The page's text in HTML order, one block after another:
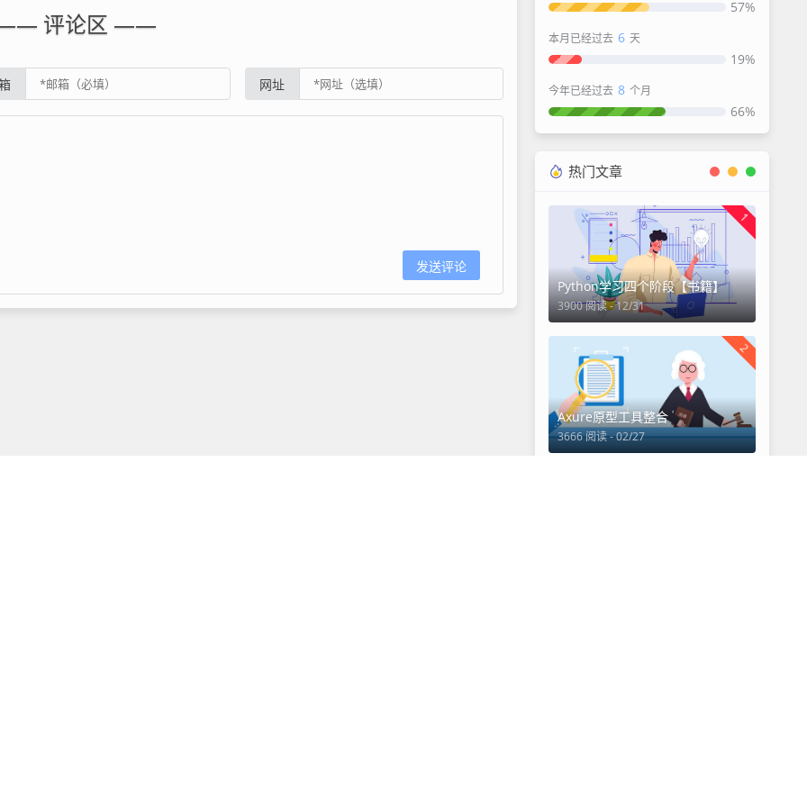
评论区 ——
网址
发送评论
57%
本月已经过去 6 天
19%
今年已经过去 8 个月
66%
热门文章
1
Python学习四个阶段【书籍】
3900 阅读 - 12/31
2
Axure原型工具整合
3666 阅读 - 02/27